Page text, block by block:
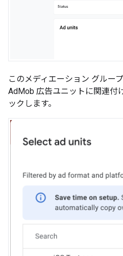
このメディエーション グルー
AdMob 広告ユニットに関連付
ックします。